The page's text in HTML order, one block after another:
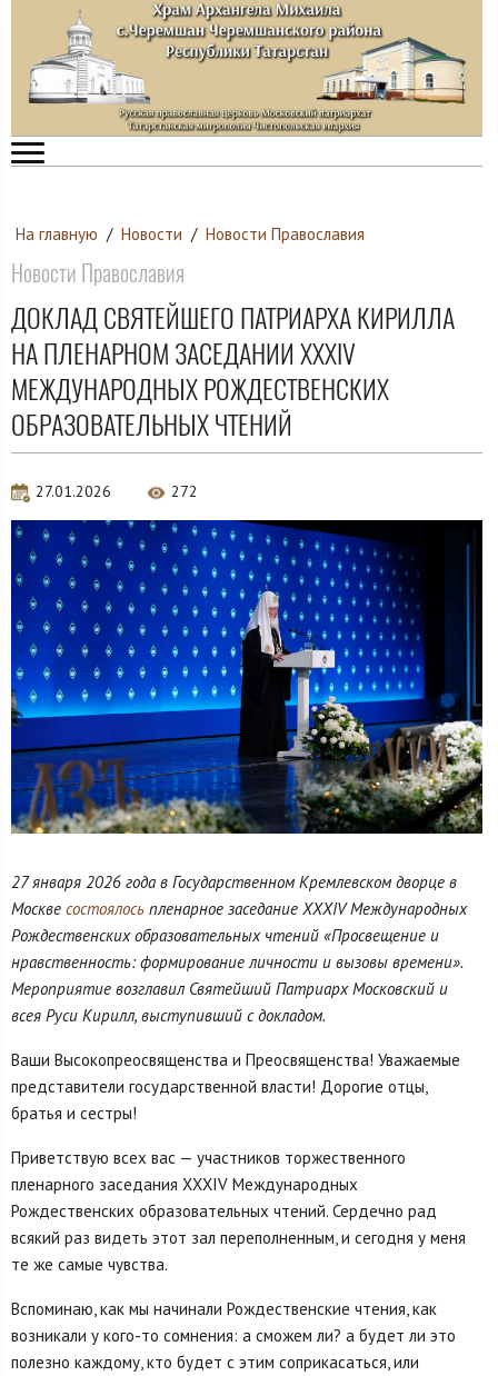
На главную / Новости / Новости Православия
Новости Православия
ДОКЛАД СВЯТЕЙШЕГО ПАТРИАРХА КИРИЛЛА
НА ПЛЕНАРНОМ ЗАСЕДАНИИ XXXIV
МЕЖДУНАРОДНЫХ РОЖДЕСТВЕНСКИХ
ОБРАЗОВАТЕЛЬНЫХ ЧТЕНИЙ
27.01.2026 272
27 января 2026 года в Государственном Кремлевском дворце в
Москве состоялось пленарное заседание XXXIV Международных
Рождественских образовательных чтений «Просвещение и
нравственность: формирование личности и вызовы времени».
Мероприятие возглавил Святейший Патриарх Московский и
всея Руси Кирилл, выступивший с докладом.
Ваши Высокопреосвященства и Преосвященства! Уважаемые
представители государственной власти! Дорогие отцы,
братья и сестры!
Приветствую всех вас — участников торжественного
пленарного заседания XXXIV Международных
Рождественских образовательных чтений. Сердечно рад
всякий раз видеть этот зал переполненным, и сегодня у меня
те же самые чувства.
Вспоминаю, как мы начинали Рождественские чтения, как
возникали у кого-то сомнения: а сможем ли? а будет ли это
полезно каждому, кто будет с этим соприкасаться, или